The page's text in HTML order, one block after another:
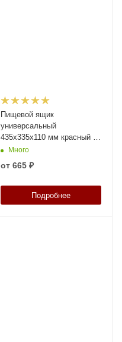
Пищевой ящик
универсальный
435х335х110 мм красный с
перфорированными
стенками сплошным дном и
крышкой
Много
от 665 ₽
Подробнее